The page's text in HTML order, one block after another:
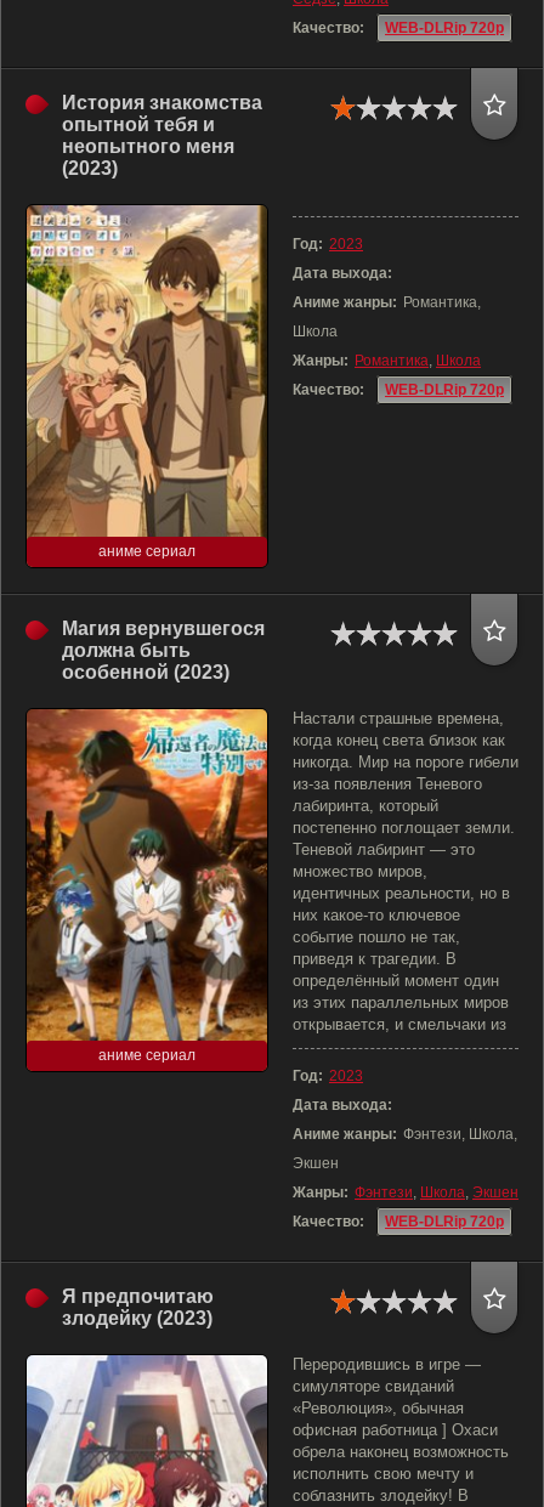
Качество:
WEB-DLRip 720p
История знакомства
опытной тебя и
неопытного меня
(2023)
аниме сериал
Год: 2023
Дата выхода:
Аниме жанры: Романтика,
Школа
Жанры: Романтика, Школа
Качество:
WEB-DLRip 720p
Магия вернувшегося
должна быть
особенной (2023)
аниме сериал
Настали страшные времена,
когда конец света близок как
никогда. Мир на пороге гибели
из-за появления Теневого
лабиринта, который
постепенно поглощает земли.
Теневой лабиринт — это
множество миров,
идентичных реальности, но в
них какое-то ключевое
событие пошло не так,
приведя к трагедии. В
определённый момент один
из этих параллельных миров
открывается, и смельчаки из
Год: 2023
Дата выхода:
Аниме жанры: Фэнтези, Школа,
Экшен
Жанры: Фэнтези, Школа, Экшен
Качество:
WEB-DLRip 720p
Я предпочитаю
злодейку (2023)
Переродившись в игре —
симуляторе свиданий
«Революция», обычная
офисная работница ] Охаси
обрела наконец возможность
исполнить свою мечту и
соблазнить злодейку! В